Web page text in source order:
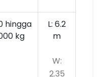
hingga
kg
L: 6.2
m
W:
2.35